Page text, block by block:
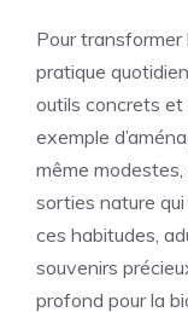
Pour transformer
pratique
outils concrets et
exemple
même
sorties nature
ces habitudes,
souvenirs
profond pour la